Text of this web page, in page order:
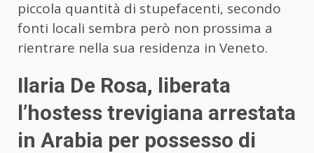
piccola quantità di stupefacenti, secondo
fonti locali sembra però non prossima a
rientrare nella sua residenza in Veneto.
Ilaria De Rosa, liberata
l’hostess trevigiana arrestata
in Arabia per possesso di